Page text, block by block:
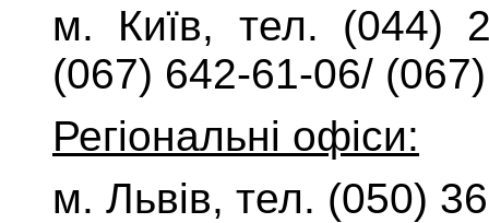
м. Київ, тел. (044)
(067) 642-61-06/
Регіональні офіси:
м. Львів, тел. (050)